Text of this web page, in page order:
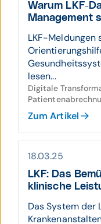
Warum LKF-
Manage­ment
LKF-Meldungen
lesen...
Digitale
Zum Artikel
18.03.25
LKF: Das
klinische
Das System der